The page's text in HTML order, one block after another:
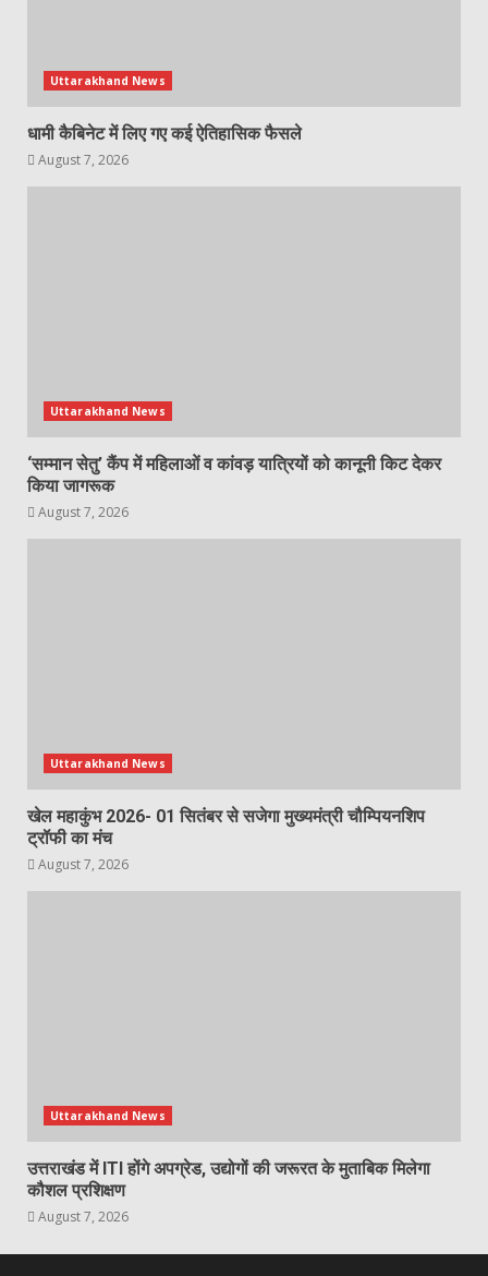
Uttarakhand News
धामी कैबिनेट में लिए गए कई ऐतिहासिक फैसले
August 7, 2026
Uttarakhand News
‘सम्मान सेतु’ कैंप में महिलाओं व कांवड़ यात्रियों को कानूनी किट देकर
किया जागरूक
August 7, 2026
Uttarakhand News
खेल महाकुंभ 2026- 01 सितंबर से सजेगा मुख्यमंत्री चौम्पियनशिप
ट्रॉफी का मंच
August 7, 2026
Uttarakhand News
उत्तराखंड में ITI होंगे अपग्रेड, उद्योगों की जरूरत के मुताबिक मिलेगा
कौशल प्रशिक्षण
August 7, 2026